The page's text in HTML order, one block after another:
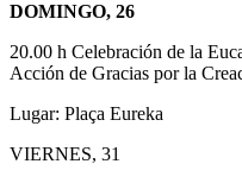
DOMINGO, 26
20.00 h Celebración de la
Acción de Gracias por la
Lugar: Plaça Eureka
VIERNES, 31